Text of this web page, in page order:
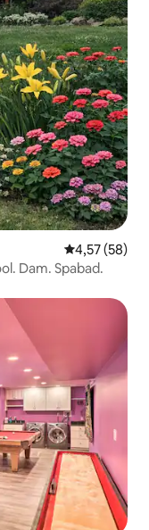
4,57 ud af 5 i
4,57 (58)
Dam. Spabad.